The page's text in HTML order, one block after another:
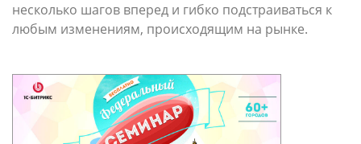
несколько шагов вперед и гибко подстраиваться к
любым изменениям, происходящим на рынке.